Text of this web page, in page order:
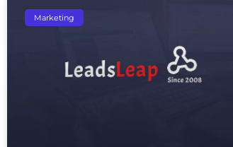
Marketing